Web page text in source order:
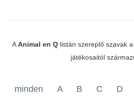
AAnimal en Qlistán szereplő szavak a
játékosaitól
minden A B C D